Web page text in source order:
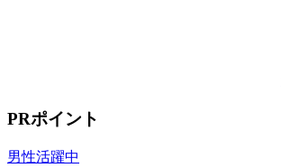
PRポイント
男性活躍中